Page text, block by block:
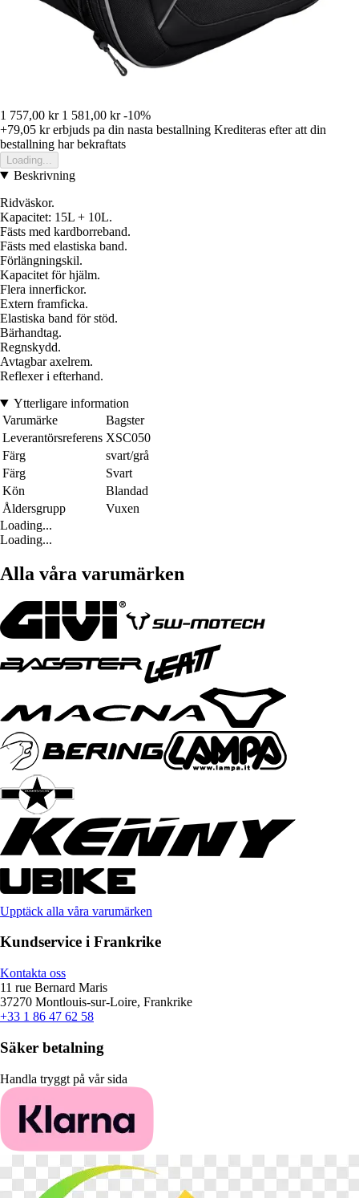
1 757,00 kr 1 581,00 kr -10%
+79,05 krerbjuds pa din nasta bestallning Krediteras efter att din
bestallning har bekraftats
Loading...
Beskrivning
Ridväskor.
Kapacitet: 15L + 10L.
Fästs med kardborreband.
Fästs med elastiska band.
Förlängningskil.
Kapacitet för hjälm.
Flera innerfickor.
Extern framficka.
Elastiska band för stöd.
Bärhandtag.
Regnskydd.
Avtagbar axelrem.
Reflexer i efterhand.
Ytterligare information
Varumärke
Bagster
Leverantörsreferens XSC050
Färg
svart/grå
Färg
Svart
Kön
Blandad
Åldersgrupp
Vuxen
Loading...
Loading...
Alla våra varumärken
Upptäck alla våra varumärken
Kundservice i Frankrike
Kontakta oss
11 rue Bernard Maris
37270 Montlouis-sur-Loire, Frankrike
+33 1 86 47 62 58
Säker betalning
Handla tryggt på vår sida